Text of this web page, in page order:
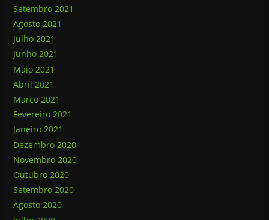
Setembro 2021
Agosto 2021
Julho 2021
Junho 2021
Maio 2021
Abril 2021
Março 2021
Fevereiro 2021
Janeiro 2021
Dezembro 2020
Novembro 2020
Outubro 2020
Setembro 2020
Agosto 2020